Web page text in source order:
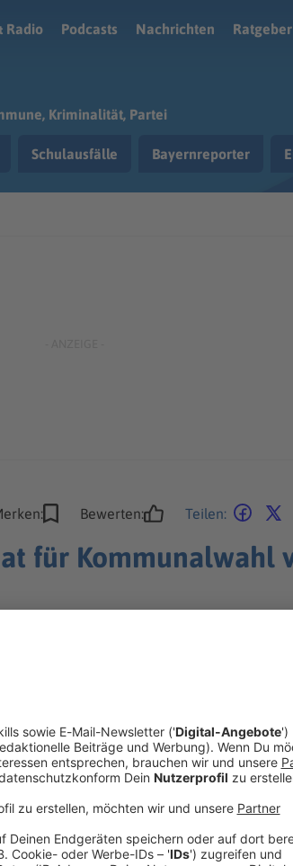
Radio Podcasts Nachrichten Ratgeber
Kriminalität, Partei
Schulausfälle Bayernreporter
Bewerten: Teilen:
für Kommunalwahl
die Situation. Der Politiker wird